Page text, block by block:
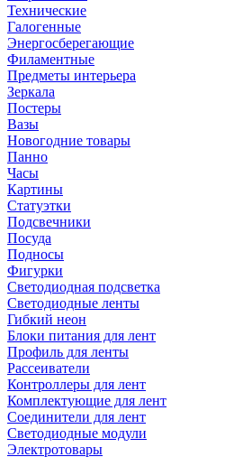
Технические
Галогенные
Энергосберегающие
Филаментные
Предметы интерьера
Зеркала
Постеры
Вазы
Новогодние товары
Панно
Часы
Картины
Статуэтки
Подсвечники
Посуда
Подносы
Фигурки
Светодиодная подсветка
Светодиодные ленты
Гибкий неон
Блоки питания для лент
Профиль для ленты
Рассеиватели
Контроллеры для лент
Комплектующие для лент
Соединители для лент
Светодиодные модули
Электротовары